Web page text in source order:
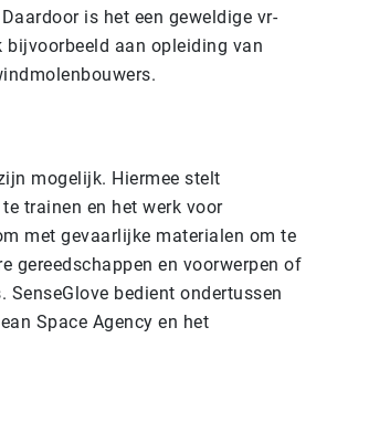
is het een geweldige vr-
aan opleiding van
mogelijk. Hiermee stelt
trainen en het werk voor
met gevaarlijke materialen om te
gereedschappen en voorwerpen of
bedient ondertussen
Space Agency en het